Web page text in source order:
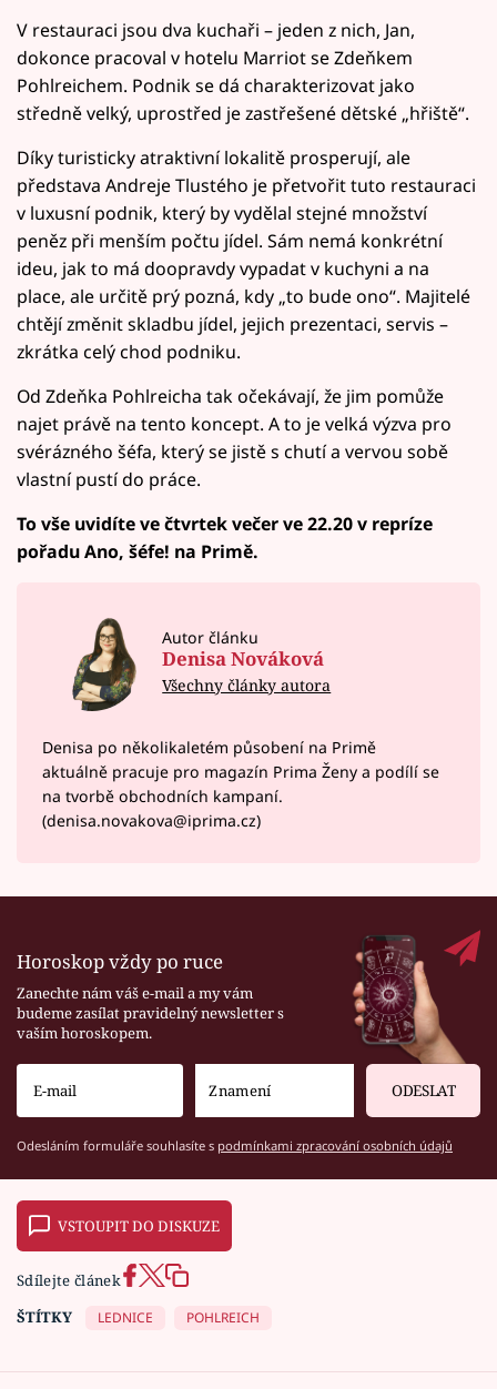
V restauraci jsou dva kuchaři – jeden z nich, Jan,
dokonce pracoval v hotelu Marriot se Zdeňkem
Pohlreichem. Podnik se dá charakterizovat jako
středně velký, uprostřed je zastřešené dětské „hřiště“.
Díky turisticky atraktivní lokalitě prosperují, ale
představa Andreje Tlustého je přetvořit tuto restauraci
v luxusní podnik, který by vydělal stejné množství
peněz při menším počtu jídel. Sám nemá konkrétní
ideu, jak to má doopravdy vypadat v kuchyni a na
place, ale určitě prý pozná, kdy „to bude ono“. Majitelé
chtějí změnit skladbu jídel, jejich prezentaci, servis –
zkrátka celý chod podniku.
Od Zdeňka Pohlreicha tak očekávají, že jim pomůže
najet právě na tento koncept. A to je velká výzva pro
svérázného šéfa, který se jistě s chutí a vervou sobě
vlastní pustí do práce.
To vše uvidíte ve čtvrtek večer ve 22.20 v repríze
pořadu Ano, šéfe! na Primě.
Autor článku
Denisa Nováková
Všechny články autora
Denisa po několikaletém působení na Primě
aktuálně pracuje pro magazín Prima Ženy a podílí se
na tvorbě obchodních kampaní.
(denisa.novakova@iprima.cz)
Horoskop vždy po ruce
Zanechte nám váš e-mail a my vám
budeme zasílat pravidelný newsletter s
vaším horoskopem.
ODESLAT
Odesláním formuláře souhlasíte s podmínkami zpracování osobních údajů
VSTOUPIT DO DISKUZE
Sdílejte článek
ŠTÍTKY
LEDNICE POHLREICH